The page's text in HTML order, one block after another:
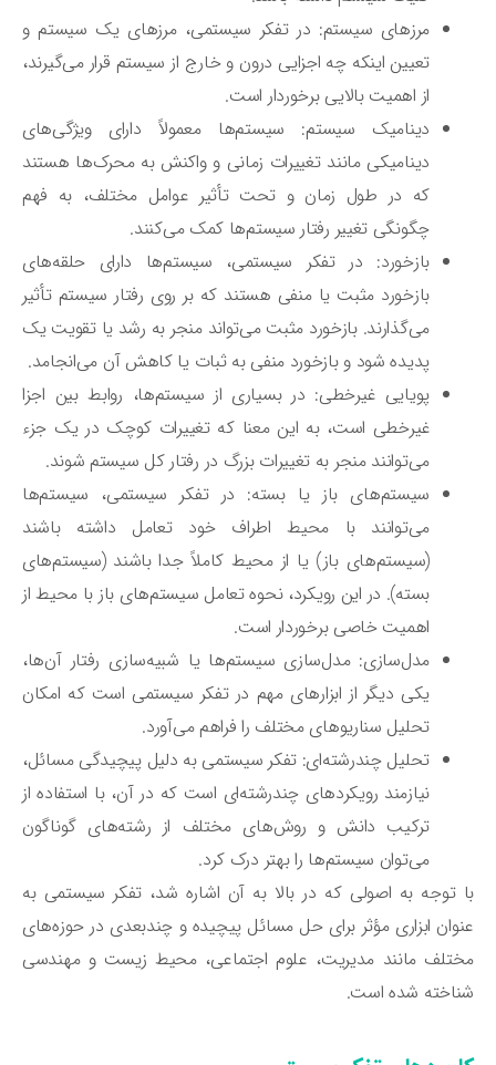
مرزهای سیستم: در تفکر سیستمی، مرزهای یک سیستم و
تعیین اینکه چه اجزایی درون و خارج از سیستم قرار می‌گیرند،
از اهمیت بالایی برخوردار است.
دینامیک سیستم: سیستم‌ها معمولاً دارای ویژگی‌های
دینامیکی مانند تغییرات زمانی و واکنش به محرک‌ها هستند
که در طول زمان و تحت تأثیر عوامل مختلف، به فهم
چگونگی تغییر رفتار سیستم‌ها کمک می‌کنند.
بازخورد: در تفکر سیستمی، سیستم‌ها دارای حلقه‌های
بازخورد مثبت یا منفی هستند که بر روی رفتار سیستم تأثیر
می‌گذارند. بازخورد مثبت می‌تواند منجر به رشد یا تقویت یک
پدیده شود و بازخورد منفی به ثبات یا کاهش آن می‌انجامد.
پویایی غیرخطی: در بسیاری از سیستم‌ها، روابط بین اجزا
غیرخطی است، به این معنا که تغییرات کوچک در یک جزء
می‌توانند منجر به تغییرات بزرگ در رفتار کل سیستم شوند.
سیستم‌های باز یا بسته: در تفکر سیستمی، سیستم‌ها
می‌توانند با محیط اطراف خود تعامل داشته باشند
(سیستم‌های باز) یا از محیط کاملاً جدا باشند (سیستم‌های
بسته). در این رویکرد، نحوه تعامل سیستم‌های باز با محیط از
اهمیت خاصی برخوردار است.
مدل‌سازی: مدل‌سازی سیستم‌ها یا شبیه‌سازی رفتار آن‌ها،
یکی دیگر از ابزارهای مهم در تفکر سیستمی است که امکان
تحلیل سناریوهای مختلف را فراهم می‌آورد.
تحلیل چندرشته‌ای: تفکر سیستمی به دلیل پیچیدگی مسائل،
نیازمند رویکردهای چندرشته‌ای است که در آن، با استفاده از
ترکیب دانش و روش‌های مختلف از رشته‌های گوناگون
می‌توان سیستم‌ها را بهتر درک کرد.
توجه به اصولی که در بالا به آن اشاره شد، تفکر سیستمی به
ابزاری مؤثر برای حل مسائل پیچیده و چندبعدی در حوزه‌های
مانند مدیریت، علوم اجتماعی، محیط زیست و مهندسی
شده است.